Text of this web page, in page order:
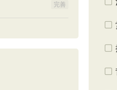
完善